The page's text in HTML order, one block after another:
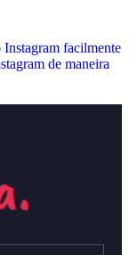
facilmente
de maneira